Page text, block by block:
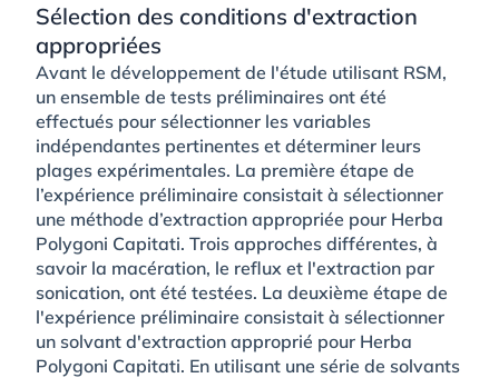
Sélection des conditions d'extraction
appropriées
Avant le développement de l'étude utilisant RSM,
un ensemble de tests préliminaires ont été
effectués pour sélectionner les variables
indépendantes pertinentes et déterminer leurs
plages expérimentales. La première étape de
l’expérience préliminaire consistait à sélectionner
une méthode d’extraction appropriée pour Herba
Polygoni Capitati. Trois approches différentes, à
savoir la macération, le reflux et l'extraction par
sonication, ont été testées. La deuxième étape de
l'expérience préliminaire consistait à sélectionner
un solvant d'extraction approprié pour Herba
Polygoni Capitati. En utilisant une série de solvants